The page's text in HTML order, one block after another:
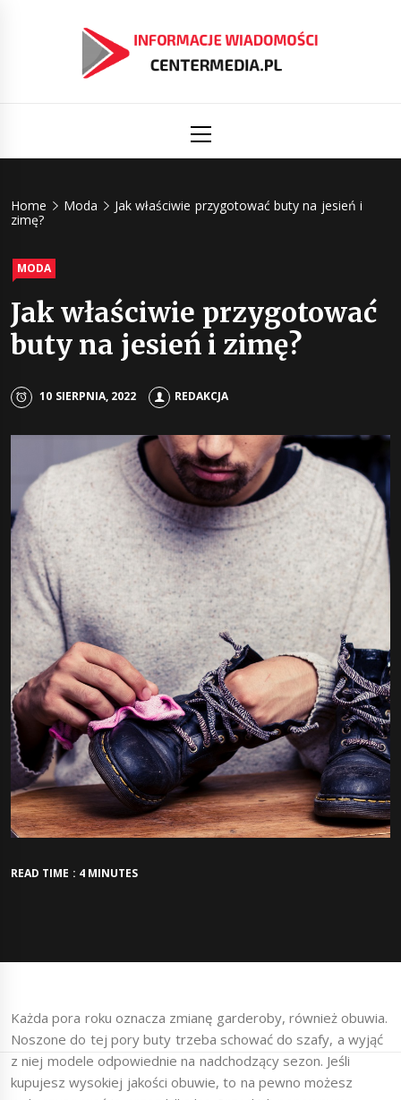
Menu
Home Moda
Jak właściwie przygotować buty na jesień i
zimę?
MODA
Jak właściwie przygotować
buty na jesień i zimę?
10 SIERPNIA, 2022 REDAKCJA
READ TIME : 4 MINUTES
Każda pora roku oznacza zmianę garderoby, również obuwia.
Noszone do tej pory buty trzeba schować do szafy, a wyjąć
z niej modele odpowiednie na nadchodzący sezon. Jeśli
kupujesz wysokiej jakości obuwie, to na pewno możesz